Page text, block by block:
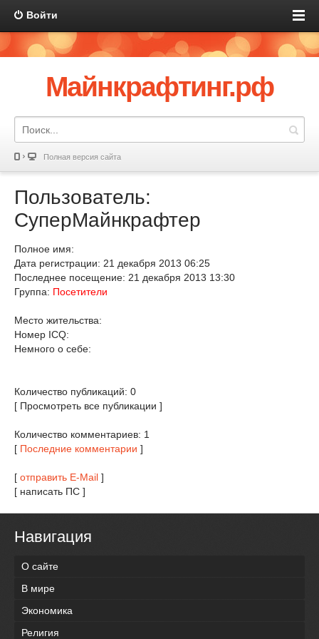
Войти
Майнкрафтинг.рф
Полная версия сайта
Пользователь:
СуперМайнкрафтер
Полное имя:
Дата регистрации: 21 декабря 2013 06:25
Последнее посещение: 21 декабря 2013 13:30
Группа: Посетители
Место жительства:
Номер ICQ:
Немного о себе:
Количество публикаций: 0
[ Просмотреть все публикации ]
Количество комментариев: 1
[ Последние комментарии ]
[ отправить E-Mail ]
[ написать ПС ]
Навигация
О сайте
В мире
Экономика
Религия